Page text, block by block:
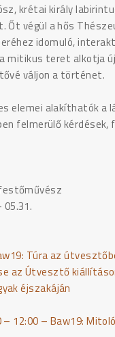
krétai király
végül a hős
idomuló,
teret alkotja
váljon a történet.
elemei alakíthatók
felmerülő kérdések,
05.31.
Túra az
az Útvesztő
éjszakáján
– 12:00 – Baw19: